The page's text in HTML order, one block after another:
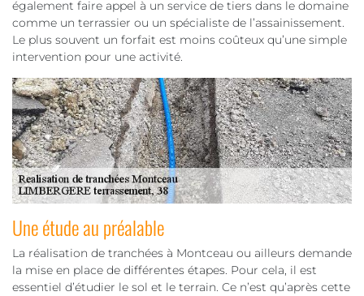
également faire appel à un service de tiers dans le domaine
comme un terrassier ou un spécialiste de l’assainissement.
Le plus souvent un forfait est moins coûteux qu’une simple
intervention pour une activité.
Une étude au préalable
La réalisation de tranchées à Montceau ou ailleurs demande
la mise en place de différentes étapes. Pour cela, il est
essentiel d’étudier le sol et le terrain. Ce n’est qu’après cette